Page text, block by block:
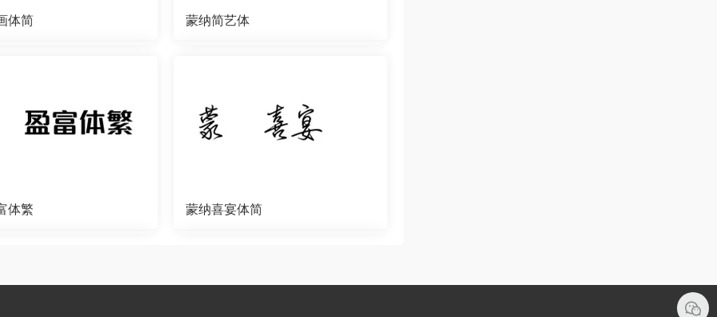
体简 蒙纳简艺体
体繁 蒙纳喜宴体简